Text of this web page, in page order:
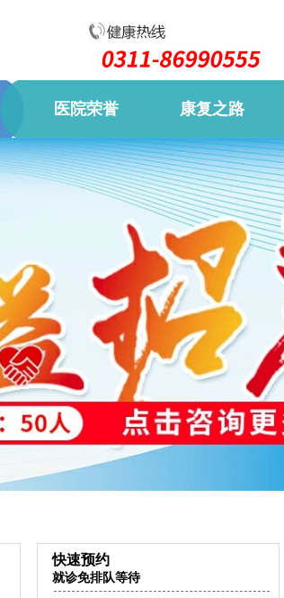
医院荣誉 康复之路
快速预约
就诊免排队等待